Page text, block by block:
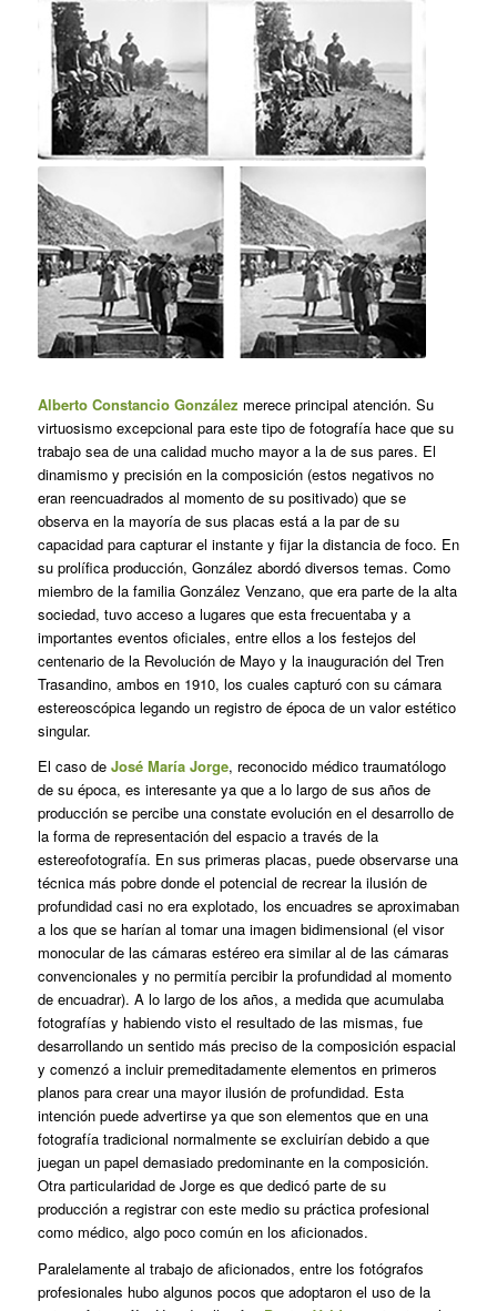
Alberto Constancio González merece principal atención. Su
virtuosismo excepcional para este tipo de fotografía hace que su
trabajo sea de una calidad mucho mayor a la de sus pares. El
dinamismo y precisión en la composición (estos negativos no
eran reencuadrados al momento de su positivado) que se
observa en la mayoría de sus placas está a la par de su
capacidad para capturar el instante y fijar la distancia de foco. En
su prolífica producción, González abordó diversos temas. Como
miembro de la familia González Venzano, que era parte de la alta
sociedad, tuvo acceso a lugares que esta frecuentaba y a
importantes eventos oficiales, entre ellos a los festejos del
centenario de la Revolución de Mayo y la inauguración del Tren
Trasandino, ambos en 1910, los cuales capturó con su cámara
estereoscópica legando un registro de época de un valor estético
singular.
El caso de José María Jorge, reconocido médico traumatólogo
de su época, es interesante ya que a lo largo de sus años de
producción se percibe una constate evolución en el desarrollo de
la forma de representación del espacio a través de la
estereofotografía. En sus primeras placas, puede observarse una
técnica más pobre donde el potencial de recrear la ilusión de
profundidad casi no era explotado, los encuadres se aproximaban
a los que se harían al tomar una imagen bidimensional (el visor
monocular de las cámaras estéreo era similar al de las cámaras
convencionales y no permitía percibir la profundidad al momento
de encuadrar). A lo largo de los años, a medida que acumulaba
fotografías y habiendo visto el resultado de las mismas, fue
desarrollando un sentido más preciso de la composición espacial
y comenzó a incluir premeditadamente elementos en primeros
planos para crear una mayor ilusión de profundidad. Esta
intención puede advertirse ya que son elementos que en una
fotografía tradicional normalmente se excluirían debido a que
juegan un papel demasiado predominante en la composición.
Otra particularidad de Jorge es que dedicó parte de su
producción a registrar con este medio su práctica profesional
como médico, algo poco común en los aficionados.
Paralelamente al trabajo de aficionados, entre los fotógrafos
profesionales hubo algunos pocos que adoptaron el uso de la